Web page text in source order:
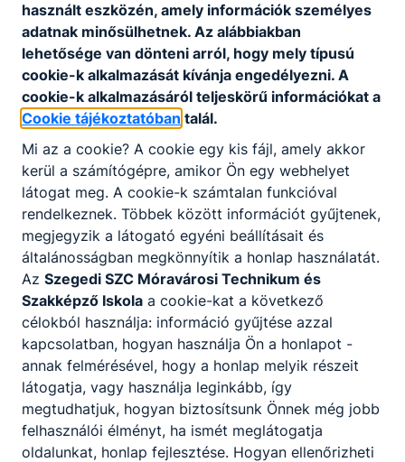
Szakmai_program_Móravárosi_20251022.pdf
Partnereink
használt eszközén, amely információk személyes
adatnak minősülhetnek. Az alábbiakban
lehetősége van dönteni arról, hogy mely típusú
cookie-k alkalmazását kívánja engedélyezni. A
cookie-k alkalmazásáról teljeskörű információkat a
Cookie tájékoztatóban talál.
Mi az a cookie? A cookie egy kis fájl, amely akkor
kerül a számítógépre, amikor Ön egy webhelyet
látogat meg. A cookie-k számtalan funkcióval
rendelkeznek. Többek között információt gyűjtenek,
megjegyzik a látogató egyéni beállításait és
általánosságban megkönnyítik a honlap használatát.
Az Szegedi SZC Móravárosi Technikum és
Szakképző Iskola a cookie-kat a következő
célokból használja: információ gyűjtése azzal
kapcsolatban, hogyan használja Ön a honlapot -
annak felmérésével, hogy a honlap melyik részeit
látogatja, vagy használja leginkább, így
megtudhatjuk, hogyan biztosítsunk Önnek még jobb
felhasználói élményt, ha ismét meglátogatja
oldalunkat, honlap fejlesztése. Hogyan ellenőrizheti